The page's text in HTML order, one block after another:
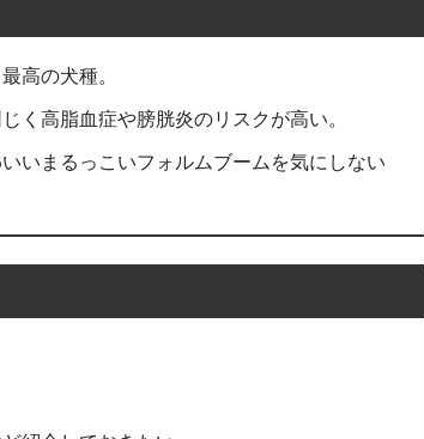
高の犬種。
く高脂血症や膀胱炎のリスクが高い。
いまるっこいフォルムブームを気にしない